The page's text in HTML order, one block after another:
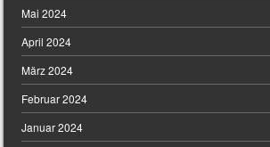
Mai 2024
April 2024
März 2024
Februar 2024
Januar 2024